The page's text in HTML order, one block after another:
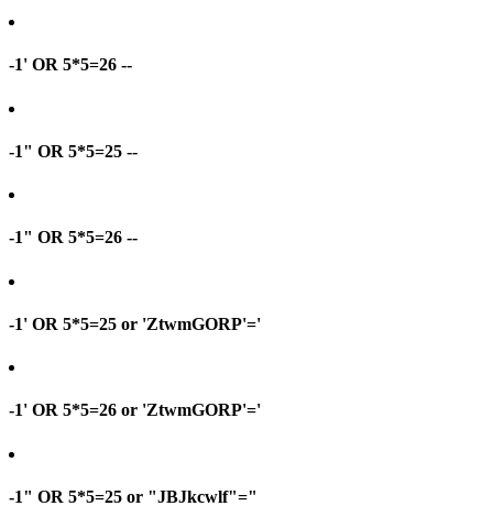
-1' OR 5*5=26 --
-1" OR 5*5=25 --
-1" OR 5*5=26 --
-1' OR 5*5=25 or 'ZtwmGORP'='
-1' OR 5*5=26 or 'ZtwmGORP'='
-1" OR 5*5=25 or "JBJkcwlf"="